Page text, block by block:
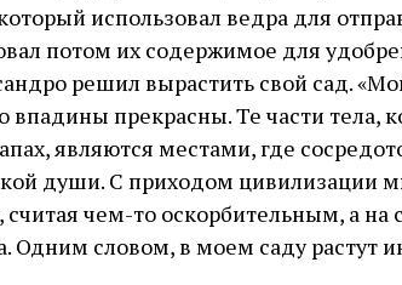
использовал ведра для
потом их содержимое для
решил вырастить свой сад.
впадины прекрасны. Те части тела,
являются местами, где
души. С приходом цивилизации
чем-то оскорбительным, а на
Одним словом, в моем саду растут